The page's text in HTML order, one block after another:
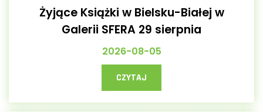
Żyjące Książki w Bielsku-Białej w
Galerii SFERA 29 sierpnia
2026-08-05
CZYTAJ